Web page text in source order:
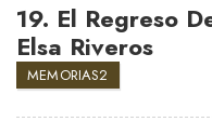
19. El Regreso
Elsa Riveros
MEMORIAS2